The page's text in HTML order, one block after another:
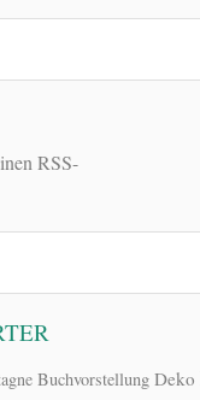
RSS-
Buchvorstellung Deko